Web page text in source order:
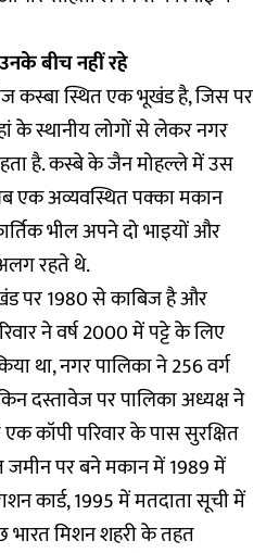
बीच नहीं रहे
कस्बा स्थित एक भूखंड है, जिस पर
के स्थानीय लोगों से लेकर नगर
है. कस्बे के जैन मोहल्ले में उस
एक अव्यवस्थित पक्का मकान
भील अपने दो भाइयों और
रहते थे.
पर 1980 से काबिज है और
ने वर्ष 2000 में पट्टे के लिए
था, नगर पालिका ने 256 वर्ग
दस्तावेज पर पालिका अध्यक्ष ने
कॉपी परिवार के पास सुरक्षित
जमीन पर बने मकान में 1989 में
कार्ड, 1995 में मतदाता सूची में
भारत मिशन शहरी के तहत